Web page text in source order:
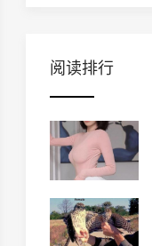
阅读排行